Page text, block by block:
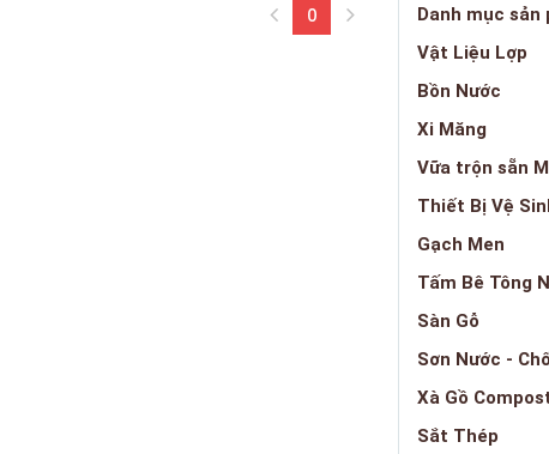
0(current)
Danh mục sản
Vật Liệu Lợp
Bồn Nước
Xi Măng
Vữa trộn sẵn
Thiết Bị Vệ
Gạch Men
Tấm Bê Tông
Sàn Gỗ
Sơn Nước -
Xà Gồ
Sắt Thép